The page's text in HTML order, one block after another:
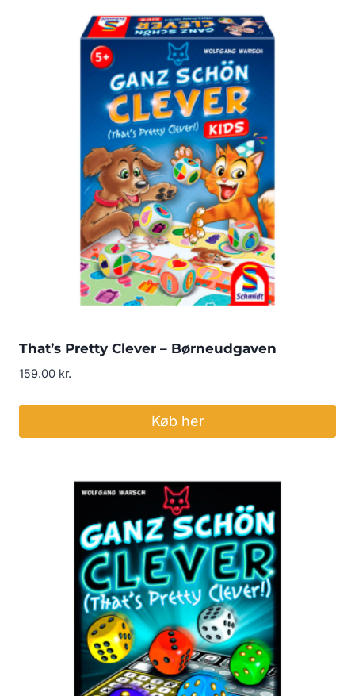
That’s Pretty Clever – Børneudgaven
159.00 kr.
Køb her